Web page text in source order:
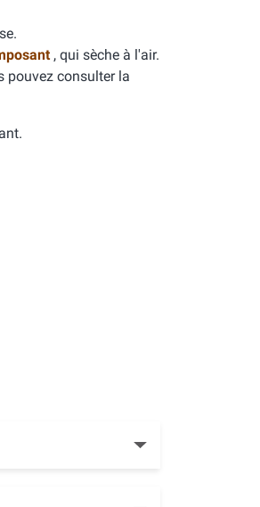
, qui sèche à l'air.
pouvez consulter la